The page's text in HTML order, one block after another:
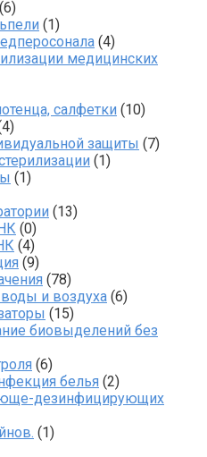
(6)
(1)
(4)
медицинских
салфетки (10)
защиты (7)
(1)
(1)
(13)
(0)
(4)
(9)
(78)
и воздуха (6)
(15)
биовыделений без
(6)
белья (2)
дезинфицирующих
(1)